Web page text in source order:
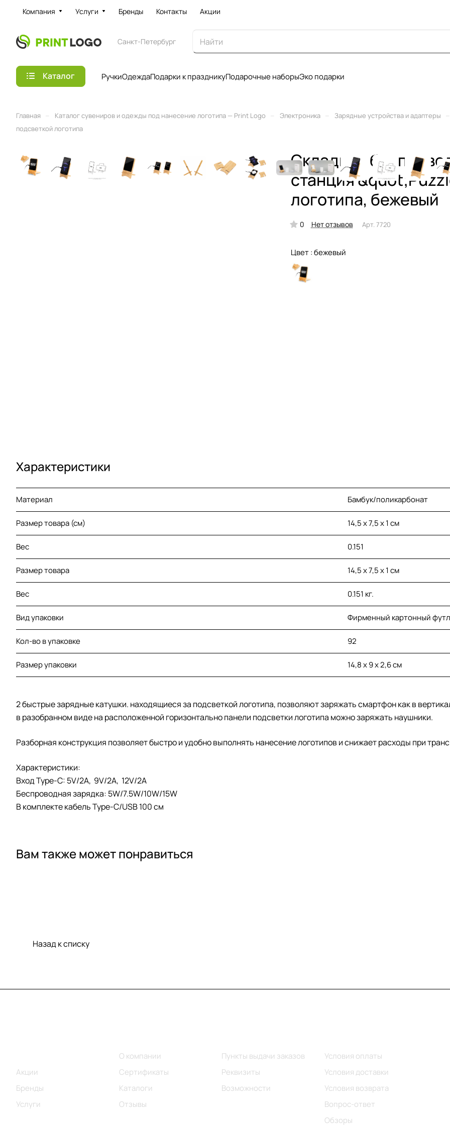
Компания Услуги Бренды Контакты Акции
Санкт-Петербург
Каталог РучкиОдеждаПодарки к праздникуПодарочные наборыЭко подарки
Главная Каталог сувениров и одежды под нанесение логотипа — Print Logo Электроника Зарядные устройства и адаптеры
подсветкой логотипа
Складная
станция
логотипа, бежевый
0 Нет отзывов Арт. 7720
Цвет :бежевый
Характеристики
Материал Бамбук/поликарбонат
Размер товара (см) 14,5 х 7,5 х 1 см
Вес 0.151
Размер товара 14,5 х 7,5 х 1 см
Вес 0.151 кг.
Вид упаковки Фирменный картонный
Кол-во в упаковке 92
Размер упаковки 14,8 х 9 х 2,6 см
2 быстрые зарядные катушки. находящиеся за подсветкой логотипа, позволяют заряжать смартфон как в
в разобранном виде на расположенной горизонтально панели подсветки логотипа можно заряжать наушники.
Разборная конструкция позволяет быстро и удобно выполнять нанесение логотипов и снижает расходы при
Характеристики:
Вход Type-C: 5V/2A, 9V/2A, 12V/2A
Беспроводная зарядка: 5W/7.5W/10W/15W
В комплекте кабель Type-C/USB 100 см
Вам также может понравиться
Назад к списку
Акции
Бренды
Услуги
О компании
Сертификаты
Каталоги
Отзывы
Пункты выдачи заказов
Реквизиты
Возможности
Условия оплаты
Условия доставки
Условия возврата
Вопрос-ответ
Обзоры